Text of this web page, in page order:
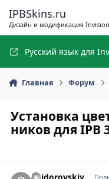
IPBSkins.ru
Дизайн и модификация
Русский язык для
Главная Форум
Установка
ников для IPB